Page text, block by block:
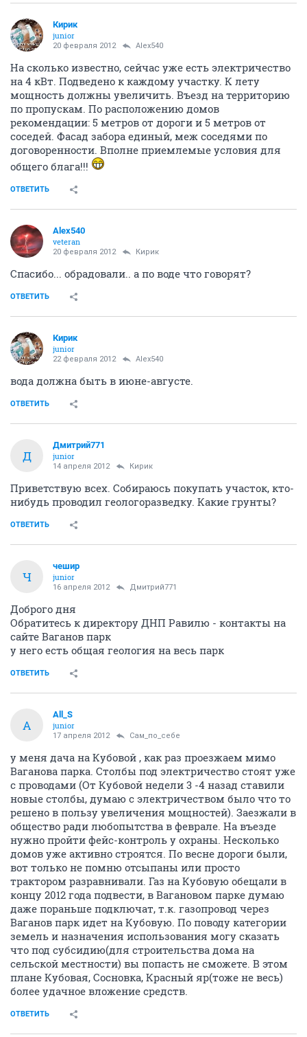
Кирик
junior
20 февраля 2012 Alex540
На сколько известно, сейчас уже есть электричество
на 4 кВт. Подведено к каждому участку. К лету
мощность должны увеличить. Въезд на территорию
по пропускам. По расположению домов
рекомендации: 5 метров от дороги и 5 метров от
соседей. Фасад забора единый, меж соседями по
договоренности. Вполне приемлемые условия для
общего блага!!!
ОТВЕТИТЬ
Alex540
veteran
20 февраля 2012 Кирик
Спасибо... обрадовали.. а по воде что говорят?
ОТВЕТИТЬ
Кирик
junior
22 февраля 2012 Alex540
вода должна быть в июне-августе.
ОТВЕТИТЬ
Д
Дмитрий771
junior
14 апреля 2012 Кирик
Приветствую всех. Собираюсь покупать участок, кто-
нибудь проводил геологоразведку. Какие грунты?
ОТВЕТИТЬ
Ч
чешир
junior
16 апреля 2012 Дмитрий771
Доброго дня
Обратитесь к директору ДНП Равилю - контакты на
сайте Ваганов парк
у него есть общая геология на весь парк
ОТВЕТИТЬ
A
All_S
junior
17 апреля 2012 Сам_по_себе
у меня дача на Кубовой , как раз проезжаем мимо
Ваганова парка. Столбы под электричество стоят уже
с проводами (От Кубовой недели 3 -4 назад ставили
новые столбы, думаю с электричеством было что то
решено в пользу увеличения мощностей). Заезжали в
общество ради любопытства в феврале. На въезде
нужно пройти фейс-контроль у охраны. Несколько
домов уже активно строятся. По весне дороги были,
вот только не помню отсыпаны или просто
трактором разравнивали. Газ на Кубовую обещали в
концу 2012 года подвести, в Вагановом парке думаю
даже пораньше подключат, т.к. газопровод через
Ваганов парк идет на Кубовую. По поводу категории
земель и назначения использования могу сказать
что под субсидию(для строительства дома на
сельской местности) вы попасть не сможете. В этом
плане Кубовая, Сосновка, Красный яр(тоже не весь)
более удачное вложение средств.
ОТВЕТИТЬ